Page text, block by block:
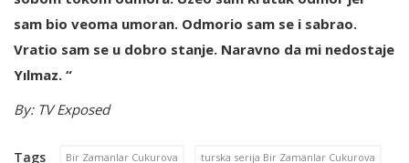
sam bio veoma umoran. Odmorio sam se i sabrao.
Vratio sam se u dobro stanje. Naravno da mi nedostaje
Yılmaz. “
By: TV Exposed
Tags Bir Zamanlar Cukurova turska serija Bir Zamanlar Cukurova